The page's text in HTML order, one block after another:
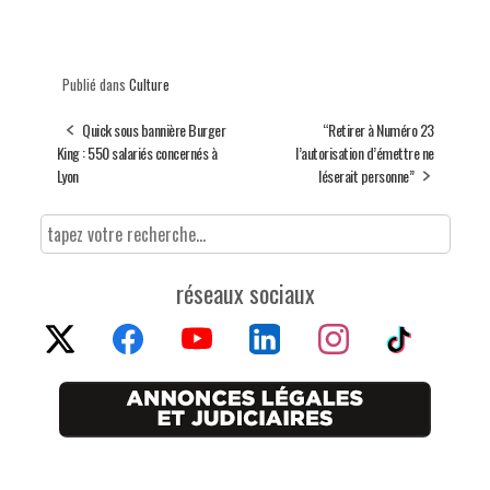
Publié dans Culture
Quick sous bannière Burger
King : 550 salariés concernés à
Lyon
“Retirer à Numéro 23
l’autorisation d’émettre ne
léserait personne”
réseaux sociaux